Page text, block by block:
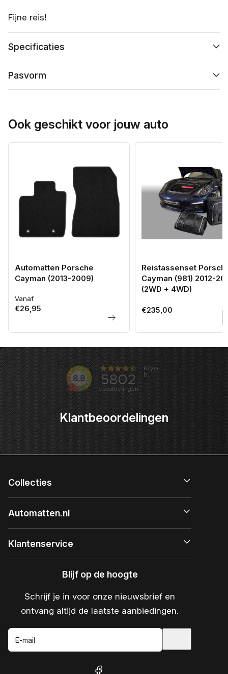
Fijne reis!
Specificaties
Pasvorm
Ook geschikt voor jouw auto
Automatten Porsche
Cayman (2013-2009)
Normale
prijs
Vanaf
€26,95
Reistassenset
Cayman (981) 2012-
(2WD + 4WD)
Normale
€235,00
Klantbeoordelingen
Collecties
Automatten.nl
Klantenservice
Blijf op de hoogte
Schrijf je in voor onze nieuwsbrief en
ontvang altijd de laatste aanbiedingen.
E-mail